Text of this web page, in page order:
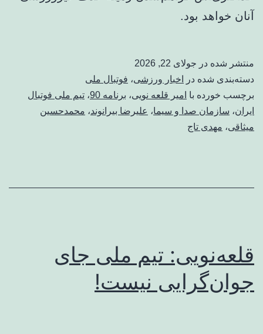
آنان خواهد بود.
منتشر شده در جولای 22, 2026
دسته‌بندی شده در
اخبار ورزشی، فوتبال ملی
برچسب خورده با امیر قلعه نویی، برنامه 90 ، تیم ملی فوتبال
ایران، سازمان صدا و سیما، علیرضا بیرانوند، محمدحسین
میثاقی، مهدی تاج
قلعه‌نویی: تیم ملی جای
جوان‌گرایی نیست!